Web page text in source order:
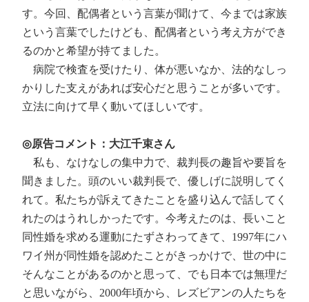
す。今回、配偶者という言葉が聞けて、今までは家族
という言葉でしたけども、配偶者という考え方ができ
るのかと希望が持てました。
病院で検査を受けたり、体が悪いなか、法的なしっ
かりした支えがあれば安心だと思うことが多いです。
立法に向けて早く動いてほしいです。
◎原告コメント：大江千束さん
私も、なけなしの集中力で、裁判長の趣旨や要旨を
聞きました。頭のいい裁判長で、優しげに説明してく
れて。私たちが訴えてきたことを盛り込んで話してく
れたのはうれしかったです。今考えたのは、長いこと
同性婚を求める運動にたずさわってきて、1997年にハ
ワイ州が同性婚を認めたことがきっかけで、世の中に
そんなことがあるのかと思って、でも日本では無理だ
と思いながら、2000年頃から、レズビアンの人たちを